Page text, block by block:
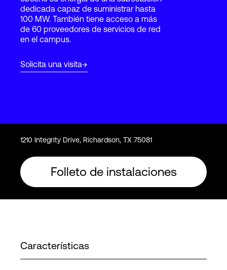
Login
dedicada capaz de suministrar hasta
100 MW. También tiene acceso a más
de 60 proveedores de servicios de red
en el campus.
Solicita una visita
1210 Integrity Drive, Richardson, TX 75081
Folleto de instalaciones
Características